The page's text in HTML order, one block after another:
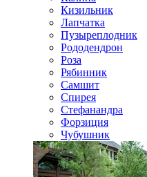
Кизильник
Лапчатка
Пузыреплодник
Рододендрон
Роза
Рябинник
Самшит
Спирея
Стефанандра
Форзиция
Чубушник